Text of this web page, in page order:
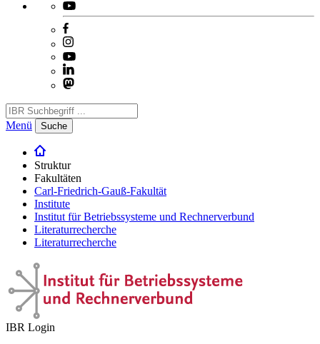
Menü Suche
Struktur
Fakultäten
Carl-Friedrich-Gauß-Fakultät
Institute
Institut für Betriebssysteme und Rechnerverbund
Literaturrecherche
Literaturrecherche
IBR Login